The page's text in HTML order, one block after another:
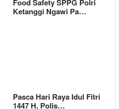
Food Safety SPPG Polri
Ketanggi Ngawi Pa…
Pasca Hari Raya Idul Fitri
1447 H, Polis…